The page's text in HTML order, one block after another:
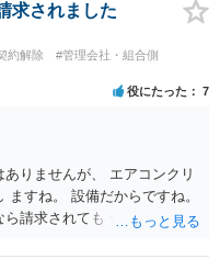
求されました
約解除
#管理会社・組合側
役にたった 7
りませんが、 エアコンクリ
すね。 設備だからですね。
請求されても 仕方ないでし